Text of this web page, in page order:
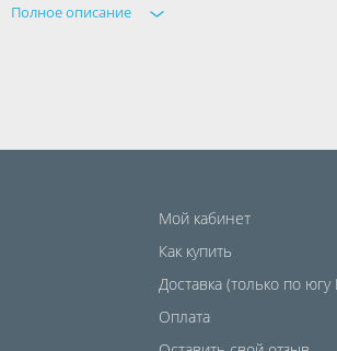
Полное описание
Мой кабинет
Как купить
Доставка (только по югу
Оплата